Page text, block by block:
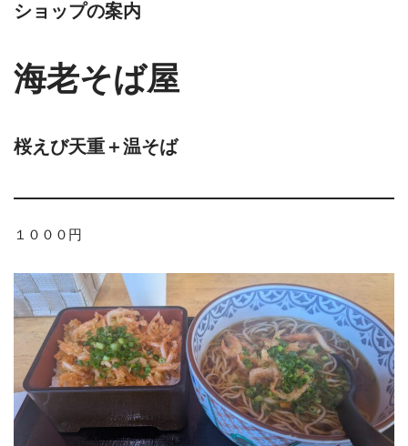
ショップの案内
海老そば屋
桜えび天重＋温そば
１０００円